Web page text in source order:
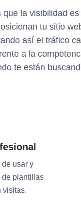
la visibilidad es
tu sitio
así el tráfico
a la
te están
de usar y
de plantillas
visitas.